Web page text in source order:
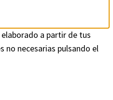
a partir de tus
no necesarias pulsando el